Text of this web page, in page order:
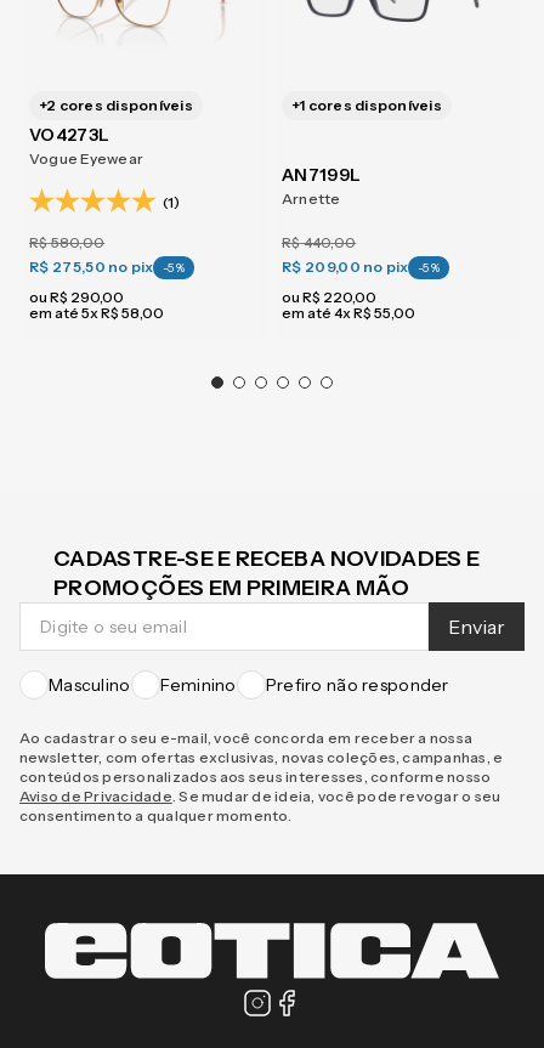
+2 cores disponíveis
VO4273L
Vogue Eyewear
(1)
R$580,00
R$ 275,50 no pix -5%
ou R$ 290,00
em até 5xR$ 58,00
+1 cores disponíveis
AN7199L
Arnette
R$440,00
R$ 209,00 no pix -5%
ou R$ 220,00
em até 4xR$ 55,00
CADASTRE-SE E RECEBA NOVIDADES E
PROMOÇÕES EM PRIMEIRA MÃO
Enviar
Masculino Feminino Prefiro não responder
Ao cadastrar o seu e-mail, você concorda em receber a nossa
newsletter, com ofertas exclusivas, novas coleções, campanhas, e
conteúdos personalizados aos seus interesses, conforme nosso
Aviso de Privacidade. Se mudar de ideia, você pode revogar o seu
consentimento a qualquer momento.